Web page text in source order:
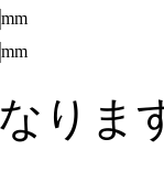
mm
mm
りま